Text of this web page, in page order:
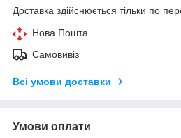
Доставка здійснюється тільки по
Нова Пошта
Самовивіз
Всі умови доставки
Умови оплати